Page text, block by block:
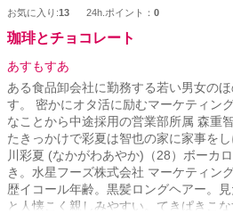
お気に入り:13 24h.ポイント： 0
珈琲とチョコレート
あすもすあ
ある食品卸会社に勤務する若い男女の
す。 密かにオタ活に励むマーケティン
なことから中途採用の営業部所属 森重
たきっかけで彩夏は智也の家に家事を
川彩夏 (なかがわあやか)（28）ボーカ
き。水星フーズ株式会社 マーケティン
歴イコール年齢。黒髪ロングヘアー。
と人懐こく親しみやすい。てきぱきこ